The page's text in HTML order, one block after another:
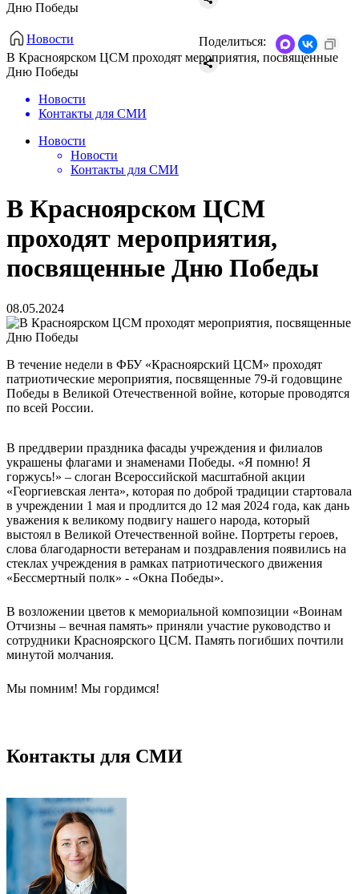
Дню Победы
Новости
В Красноярском ЦСМ проходят мероприятия, посвященные
Дню Победы
Поделиться:
Новости
Контакты для СМИ
Новости
Новости
Контакты для СМИ
В Красноярском ЦСМ
проходят мероприятия,
посвященные Дню Победы
08.05.2024
В течение недели в ФБУ «Красноярский ЦСМ» проходят
патриотические мероприятия, посвященные 79-й годовщине
Победы в Великой Отечественной войне, которые проводятся
по всей России.
В преддверии праздника фасады учреждения и филиалов
украшены флагами и знаменами Победы. «Я помню! Я
горжусь!» – слоган Всероссийской масштабной акции
«Георгиевская лента», которая по доброй традиции стартовала
в учреждении 1 мая и продлится до 12 мая 2024 года, как дань
уважения к великому подвигу нашего народа, который
выстоял в Великой Отечественной войне. Портреты героев,
слова благодарности ветеранам и поздравления появились на
стеклах учреждения в рамках патриотического движения
«Бессмертный полк» - «Окна Победы».
В возложении цветов к мемориальной композиции «Воинам
Отчизны – вечная память» приняли участие руководство и
сотрудники Красноярского ЦСМ. Память погибших почтили
минутой молчания.
Мы помним! Мы гордимся!
Контакты для СМИ